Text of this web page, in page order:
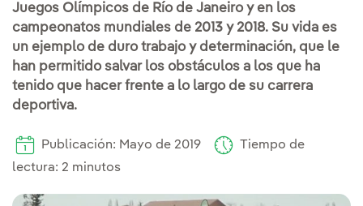
Juegos Olímpicos de Río de Janeiro y en los
campeonatos mundiales de 2013 y 2018. Su vida es
un ejemplo de duro trabajo y determinación, que le
han permitido salvar los obstáculos a los que ha
tenido que hacer frente a lo largo de su carrera
deportiva.
Publicación: Mayo de 2019
Tiempo de
lectura: 2 minutos